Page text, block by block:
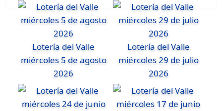
Lotería del Valle
miércoles 5 de agosto
2026
Lotería del Valle
miércoles 29 de julio
2026